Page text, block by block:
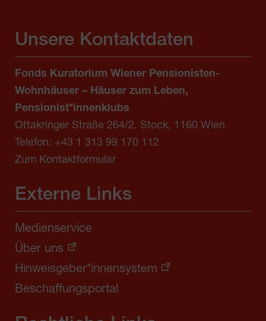
Unsere Kontaktdaten
Fonds Kuratorium Wiener Pensionisten-
Wohnhäuser – Häuser zum Leben,
Pensionist*innenklubs
Ottakringer Straße 264/2. Stock, 1160 Wien
Telefon: +43 1 313 99 170 112
Zum Kontaktformular
Externe Links
Medienservice
Über uns
Hinweisgeber*innensystem
Beschaffungsportal